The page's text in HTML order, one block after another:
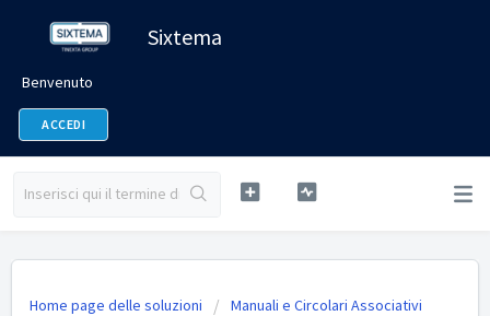
Sixtema
Benvenuto
ACCEDI
Home page delle soluzioni
Manuali e Circolari Associativi